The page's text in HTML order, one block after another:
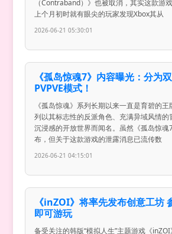
（Contraband）》也被取消，其实这款游
上个月初时就有眼尖的玩家发现Xbox其从
2026-06-21 05:30:01
《孤岛惊魂7》内容曝光：分为
PVPVE模式！
《孤岛惊魂》系列长期以来一直是育碧的
列以其标志性的反派角色、充满异域风情的
沉浸感的开放世界而闻名。虽然《孤岛惊
布，但关于这款游戏的泄露消息已流传数
2026-06-21 04:15:01
《inZOI》将率先发布创意工坊
即可游玩
备受关注的韩版“模拟人生”主题游戏《